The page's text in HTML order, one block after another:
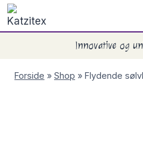
Skip
to
Innovative og
Forside » Shop » Flydende